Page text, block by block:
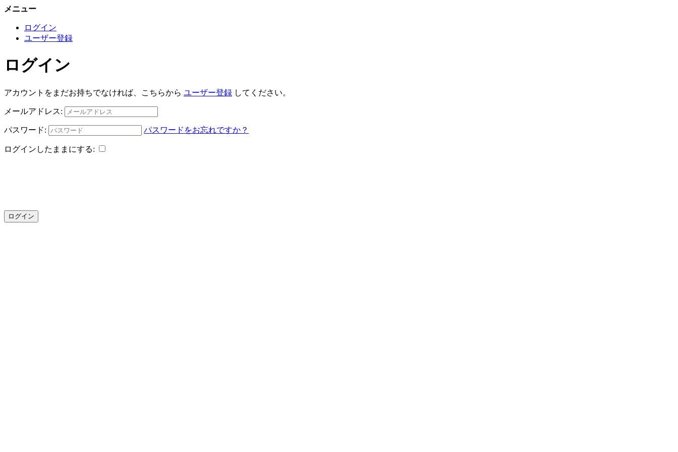
メニュー
ログイン
ユーザー登録
ログイン
アカウントをまだお持ちでなければ、こちらから ユーザー登録 してください。
メールアドレス:
パスワード: パスワードをお忘れですか？
ログインしたままにする:
ログイン